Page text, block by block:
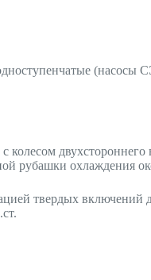
рубашки охлаждения
твердых